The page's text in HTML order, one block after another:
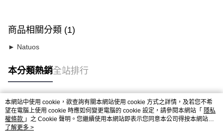
商品相關分類 (1)
► Natuos
本分類熱銷全站排行
熱門標籤
本網站中使用 cookie，欲查詢有關本網站使用 cookie 方式之詳情，及若您不希
望在電腦上使用 cookie 時應如何變更電腦的 cookie 設定，請參閱本網站「 隱私
權條款 」之 Cookie 聲明。您繼續使用本網站即表示您同意本公司得按本網站使
用條款之 Cookie 聲明使用 cookie。
了解更多 >